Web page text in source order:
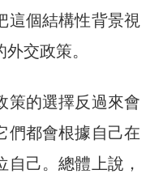
這個結構性背景視
交政策。
策的選擇反過來會
們都會根據自己在
己。總體上說，